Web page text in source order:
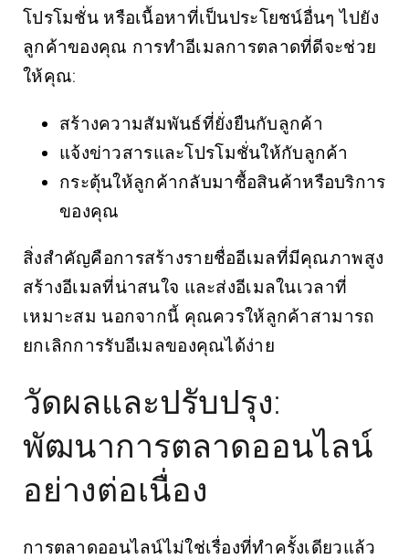
โปรโมชั่น หรือเนื้อหาที่เป็นประโยชน์อื่นๆ ไปยัง
ลูกค้าของคุณ การทำอีเมลการตลาดที่ดีจะช่วย
ให้คุณ:
สร้างความสัมพันธ์ที่ยั่งยืนกับลูกค้า
แจ้งข่าวสารและโปรโมชั่นให้กับลูกค้า
กระตุ้นให้ลูกค้ากลับมาซื้อสินค้าหรือบริการ
ของคุณ
สิ่งสำคัญคือการสร้างรายชื่ออีเมลที่มีคุณภาพสูง
สร้างอีเมลที่น่าสนใจ และส่งอีเมลในเวลาที่
เหมาะสม นอกจากนี้ คุณควรให้ลูกค้าสามารถ
ยกเลิกการรับอีเมลของคุณได้ง่าย
วัดผลและปรับปรุง:
พัฒนาการตลาดออนไลน์
อย่างต่อเนื่อง
การตลาดออนไลน์ไม่ใช่เรื่องที่ทำครั้งเดียวแล้ว